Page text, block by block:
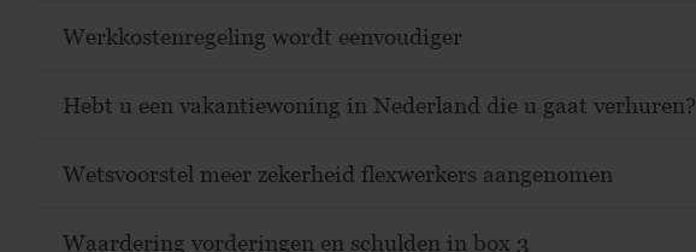
Werkkostenregeling wordt eenvoudiger
Hebt u een vakantiewoning in Nederland die u gaat verhuren?
Wetsvoorstel meer zekerheid flexwerkers aangenomen
Waardering vorderingen en schulden in box 3